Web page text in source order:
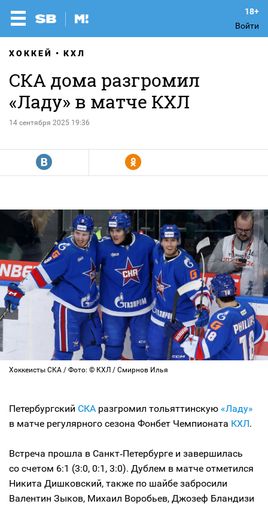
Войти
ХОККЕЙ КХЛ
СКА дома разгромил
«Ладу» в матче КХЛ
14 сентября 2025 19:36
R Y
Хоккеисты СКА / Фото: © КХЛ / Смирнов Илья
Петербургский СКА разгромил тольяттинскую «Ладу»
в матче регулярного сезона Фонбет Чемпионата КХЛ.
Встреча прошла в Санкт‑Петербурге и завершилась
со счетом 6:1 (3:0, 0:1, 3:0). Дублем в матче отметился
Никита Дишковский, также по шайбе забросили
Валентин Зыков, Михаил Воробьев, Джозеф Бландизи